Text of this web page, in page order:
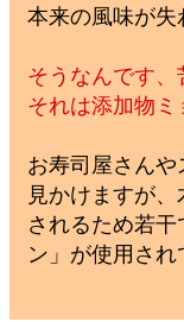
本来の風味が失
そうなんです、
それは添加物ミ
お寿司屋さん
見かけますが
されるため若
ン」が使用され